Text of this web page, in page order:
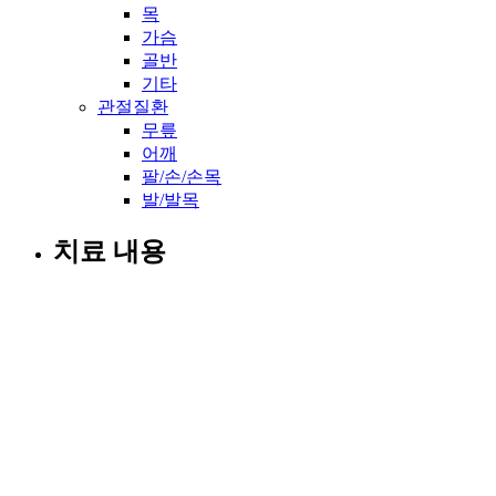
목
가슴
골반
기타
관절질환
무릎
어깨
팔/손/손목
발/발목
치료 내용